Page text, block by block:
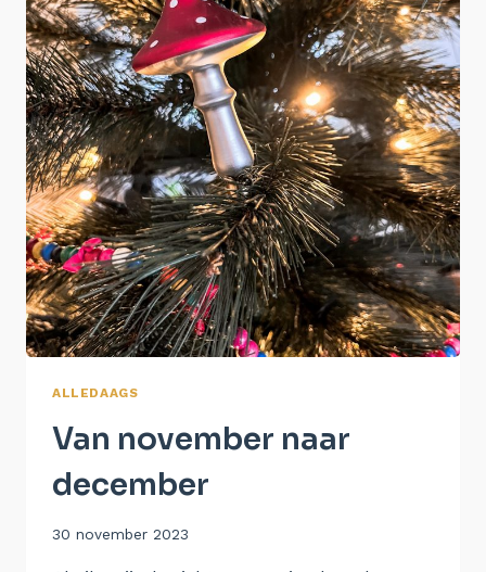
ALLEDAAGS
Van november naar
december
Door
30 november 2023